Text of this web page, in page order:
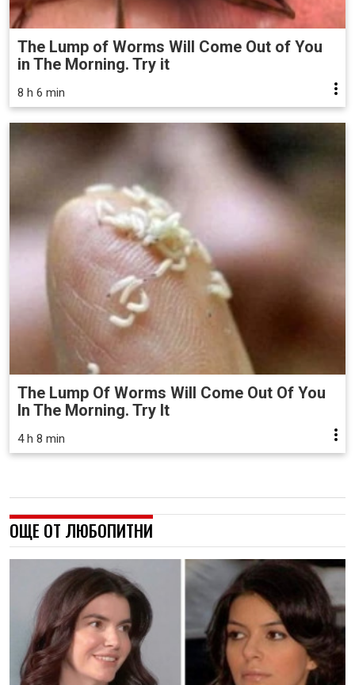
The Lump of Worms Will Come Out of You
in The Morning. Try it
8 h 6 min
The Lump Of Worms Will Come Out Of You
In The Morning. Try It
4 h 8 min
ОЩЕ ОТ ЛЮБОПИТНИ